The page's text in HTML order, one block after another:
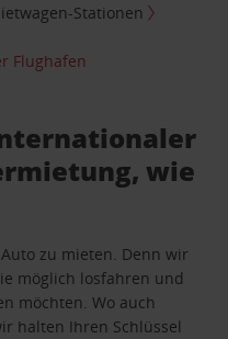
Stationen
Flughafen
wie
zu mieten. Denn wir
möglich losfahren und
möchten. Wo auch
halten Ihren Schlüssel